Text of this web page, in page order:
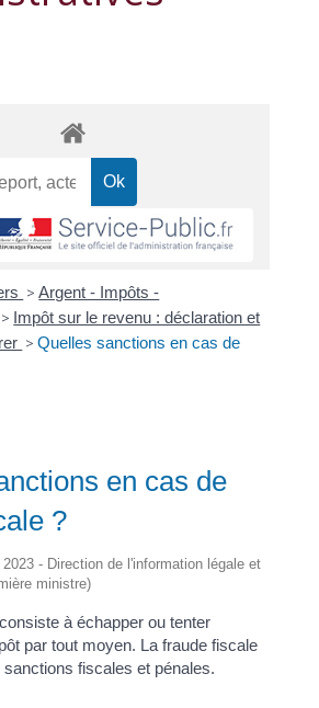
> Argent - Impôts -
> Impôt sur le revenu : déclaration et
> Quelles sanctions en cas de
en cas de
?
- Direction de l'information légale et
ministre)
à échapper ou tenter
par tout moyen. La fraude fiscale
fiscales et pénales.